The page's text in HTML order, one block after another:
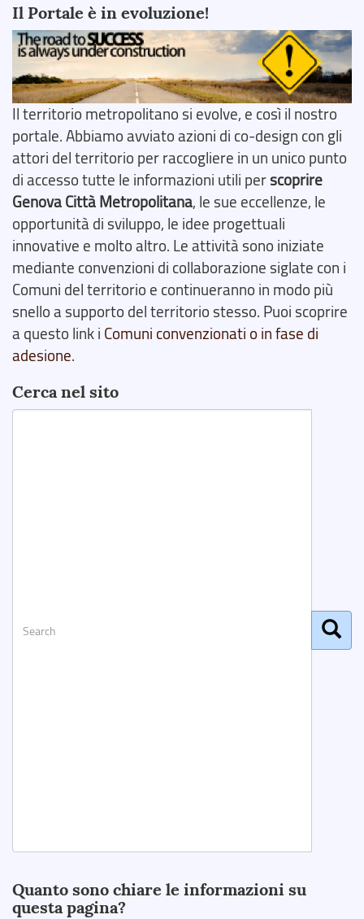
Il Portale è in evoluzione!
Il territorio metropolitano si evolve, e così il nostro
portale. Abbiamo avviato azioni di co-design con gli
attori del territorio per raccogliere in un unico punto
di accesso tutte le informazioni utili perscoprire
Genova Città Metropolitana, le sue eccellenze, le
opportunità di sviluppo, le idee progettuali
innovative e molto altro. Le attività sono iniziate
mediante convenzioni di collaborazione siglate con i
Comuni del territorio e continueranno in modo più
snello a supporto del territorio stesso. Puoi scoprire
a questo link i Comuni convenzionati o in fase di
adesione.
Cerca nel sito
Quanto sono chiare le informazioni su
questa pagina?